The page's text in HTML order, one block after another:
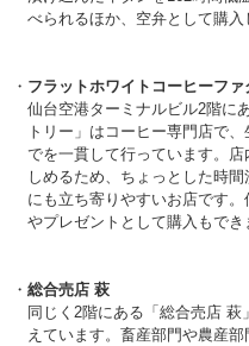
べられるほか、空弁として購入
フラットホワイトコーヒーファ
仙台空港ターミナルビル2階に
トリー」はコーヒー専門店で
でを一貫して行っています。
しめるため、ちょっとした時
にも立ち寄りやすいお店です
やプレゼントとして購入もでき
総合売店 萩
同じく2階にある「総合売店
えています。畜産部門や農産